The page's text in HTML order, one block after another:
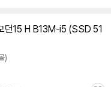
던15 H B13M-i5 (SSD 51
)